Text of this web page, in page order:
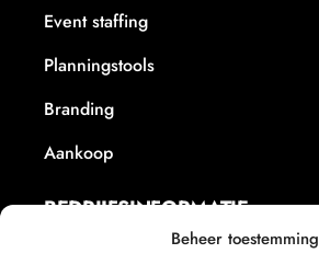
Beheer toestemming
Event staffing
Planningstools
Branding
Aankoop
BEDRIJFSINFORMATIE
+32 479/60.21.18